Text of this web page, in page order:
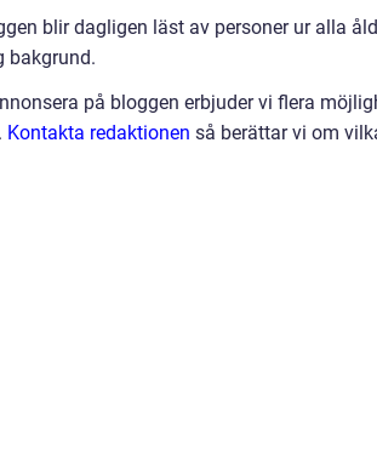
blir dagligen läst av personer ur alla
bakgrund.
på bloggen erbjuder vi flera
Kontakta redaktionen så berättar vi om